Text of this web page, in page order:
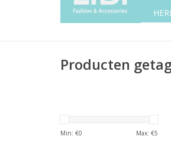
Producten
Min: €0 Max: €5